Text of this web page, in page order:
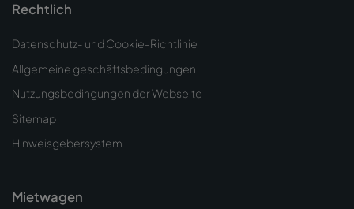
Rechtlich
Datenschutz- und Cookie-Richtlinie
Allgemeine geschäftsbedingungen
Nutzungsbedingungen der Webseite
Sitemap
Hinweisgebersystem
Mietwagen